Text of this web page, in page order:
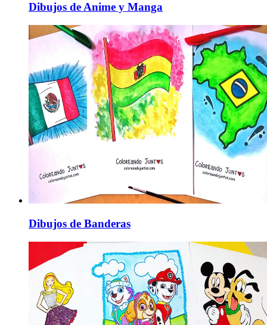
Dibujos de Anime y Manga
Dibujos de Banderas